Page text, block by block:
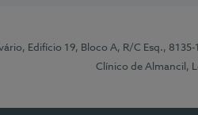
Edifício 19, Bloco A, R/C Esq., 8135-
Clínico de Almancil,